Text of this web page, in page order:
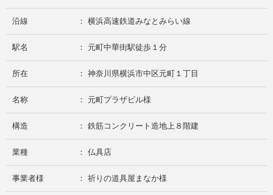
沿線 ： 横浜高速鉄道みなとみらい線
駅名 ： 元町中華街駅徒歩１分
所在 ： 神奈川県横浜市中区元町１丁目
名称 ： 元町プラザビル様
構造 ： 鉄筋コンクリート造地上８階建
業種 ： 仏具店
事業者様 ： 祈りの道具屋まなか様